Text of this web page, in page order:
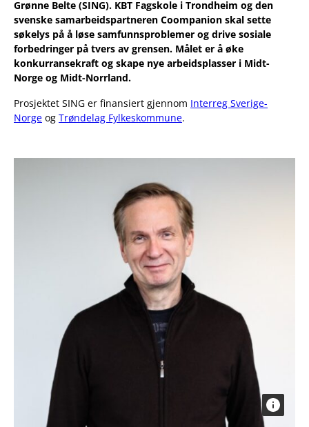
Grønne Belte (SING). KBT Fagskole i Trondheim og den
svenske samarbeidspartneren Coompanion skal sette
søkelys på å løse samfunnsproblemer og drive sosiale
forbedringer på tvers av grensen. Målet er å øke
konkurransekraft og skape nye arbeidsplasser i Midt-
Norge og Midt-Norrland.
Prosjektet SING er finansiert gjennom Interreg Sverige-
Norge og Trøndelag Fylkeskommune.